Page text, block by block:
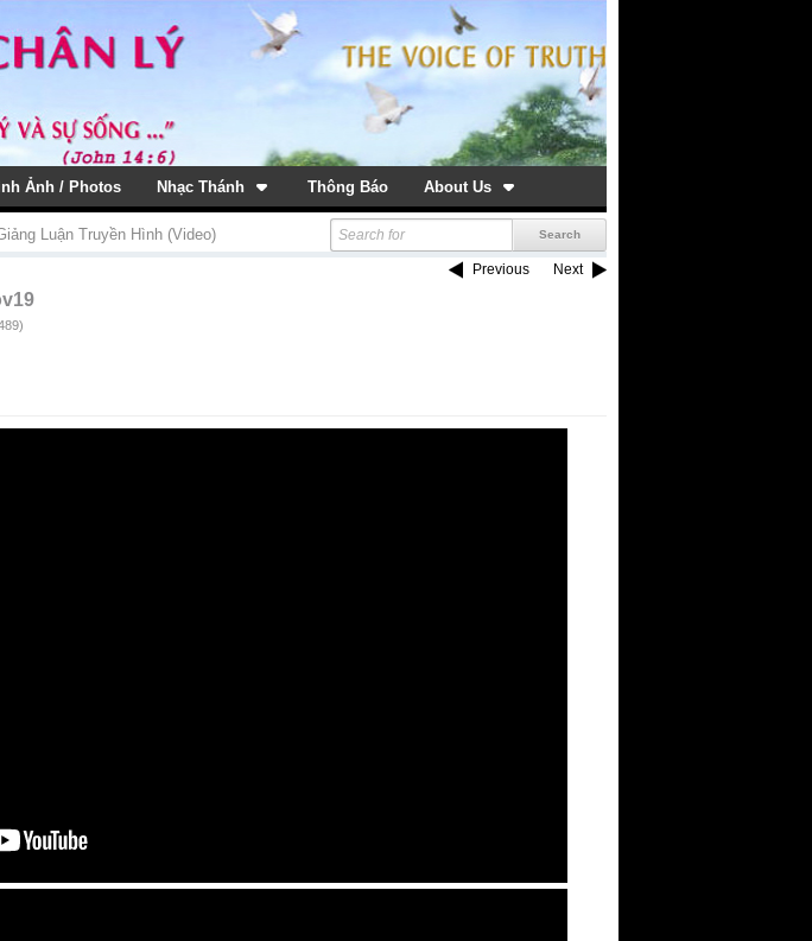
Ảnh / Photos Nhạc Thánh Thông Báo About Us
Luận Truyền Hình (Video)
Previous Next